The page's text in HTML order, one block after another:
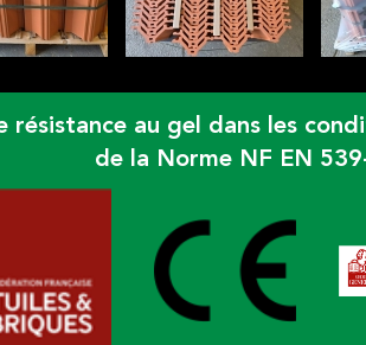
résistance au gel dans les
de la Norme NF EN